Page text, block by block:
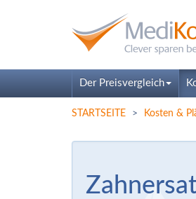
Der Preisvergleich
STARTSEITE Kosten &